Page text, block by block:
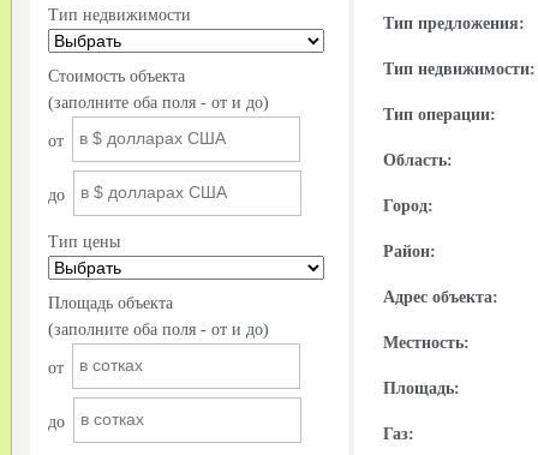
Тип недвижимости
Стоимость объекта
(заполните оба поля - от и до)
от
до
Тип цены
Площадь объекта
(заполните оба поля - от и до)
от
до
Тип предложения:
Тип недвижимости:
Тип операции:
Область:
Город:
Район:
Адрес объекта:
Местность:
Площадь:
Газ: